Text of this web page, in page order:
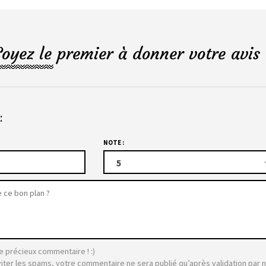
le premier à donner votre
NOTE :
5
précieux commentaire ! :)
les spams, votre commentaire ne sera publié qu’après validation par